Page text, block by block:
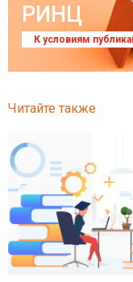
РИНЦ
К условиям
Читайте также